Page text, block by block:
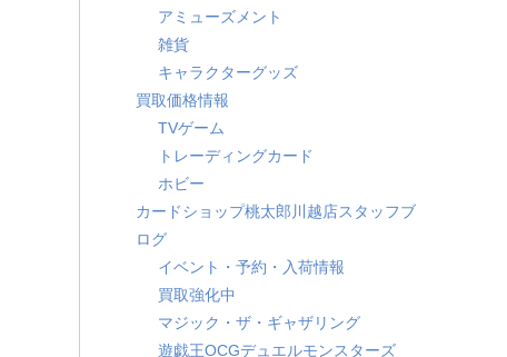
アミューズメント
雑貨
キャラクターグッズ
買取価格情報
TVゲーム
トレーディングカード
ホビー
カードショップ桃太郎川越店スタッフブ
ログ
イベント・予約・入荷情報
買取強化中
マジック・ザ・ギャザリング
遊戯王OCGデュエルモンスターズ